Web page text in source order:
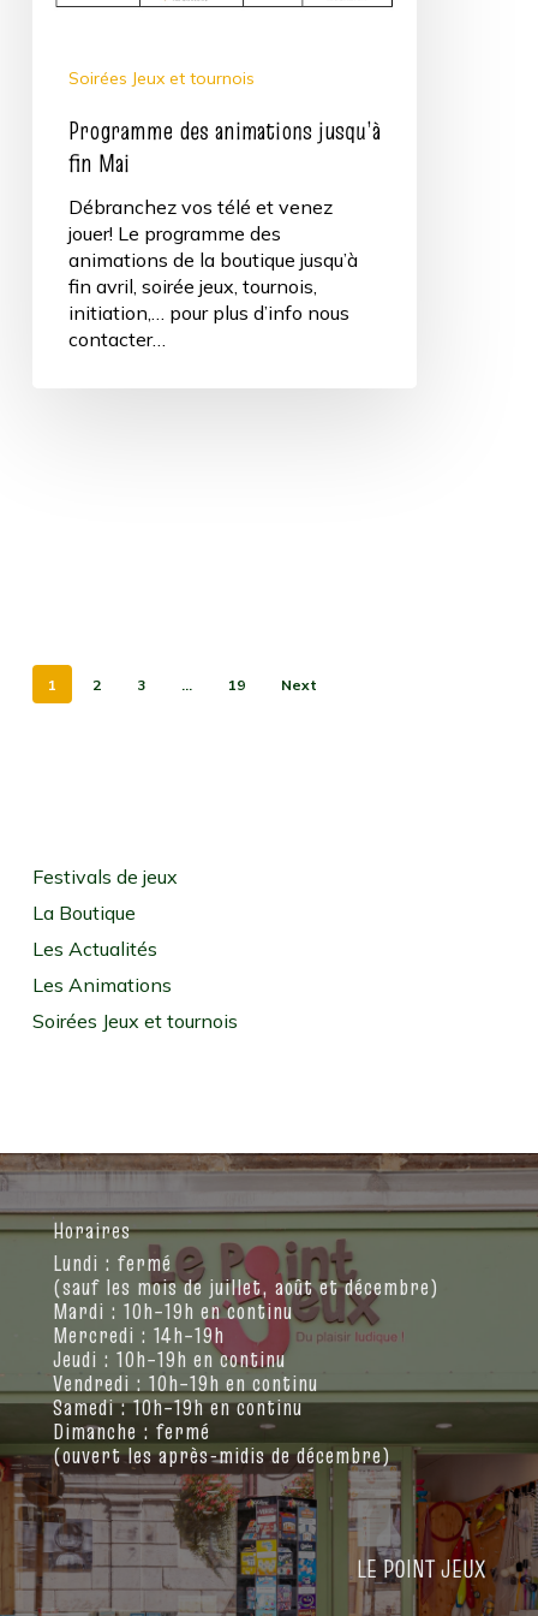
Soirées Jeux et tournois
Programme des animations jusqu’à
fin Mai
Débranchez vos télé et venez
jouer! Le programme des
animations de la boutique jusqu’à
fin avril, soirée jeux, tournois,
initiation,… pour plus d’info nous
contacter…
1 2 3 … 19 Next
Festivals de jeux
La Boutique
Les Actualités
Les Animations
Soirées Jeux et tournois
Horaires
Lundi : fermé
(sauf les mois de juillet, août et décembre)
Mardi : 10h–19h en continu
Mercredi : 14h–19h
Jeudi : 10h–19h en continu
Vendredi : 10h–19h en continu
Samedi : 10h–19h en continu
Dimanche : fermé
(ouvert les après-midis de décembre)
LE POINT JEUX